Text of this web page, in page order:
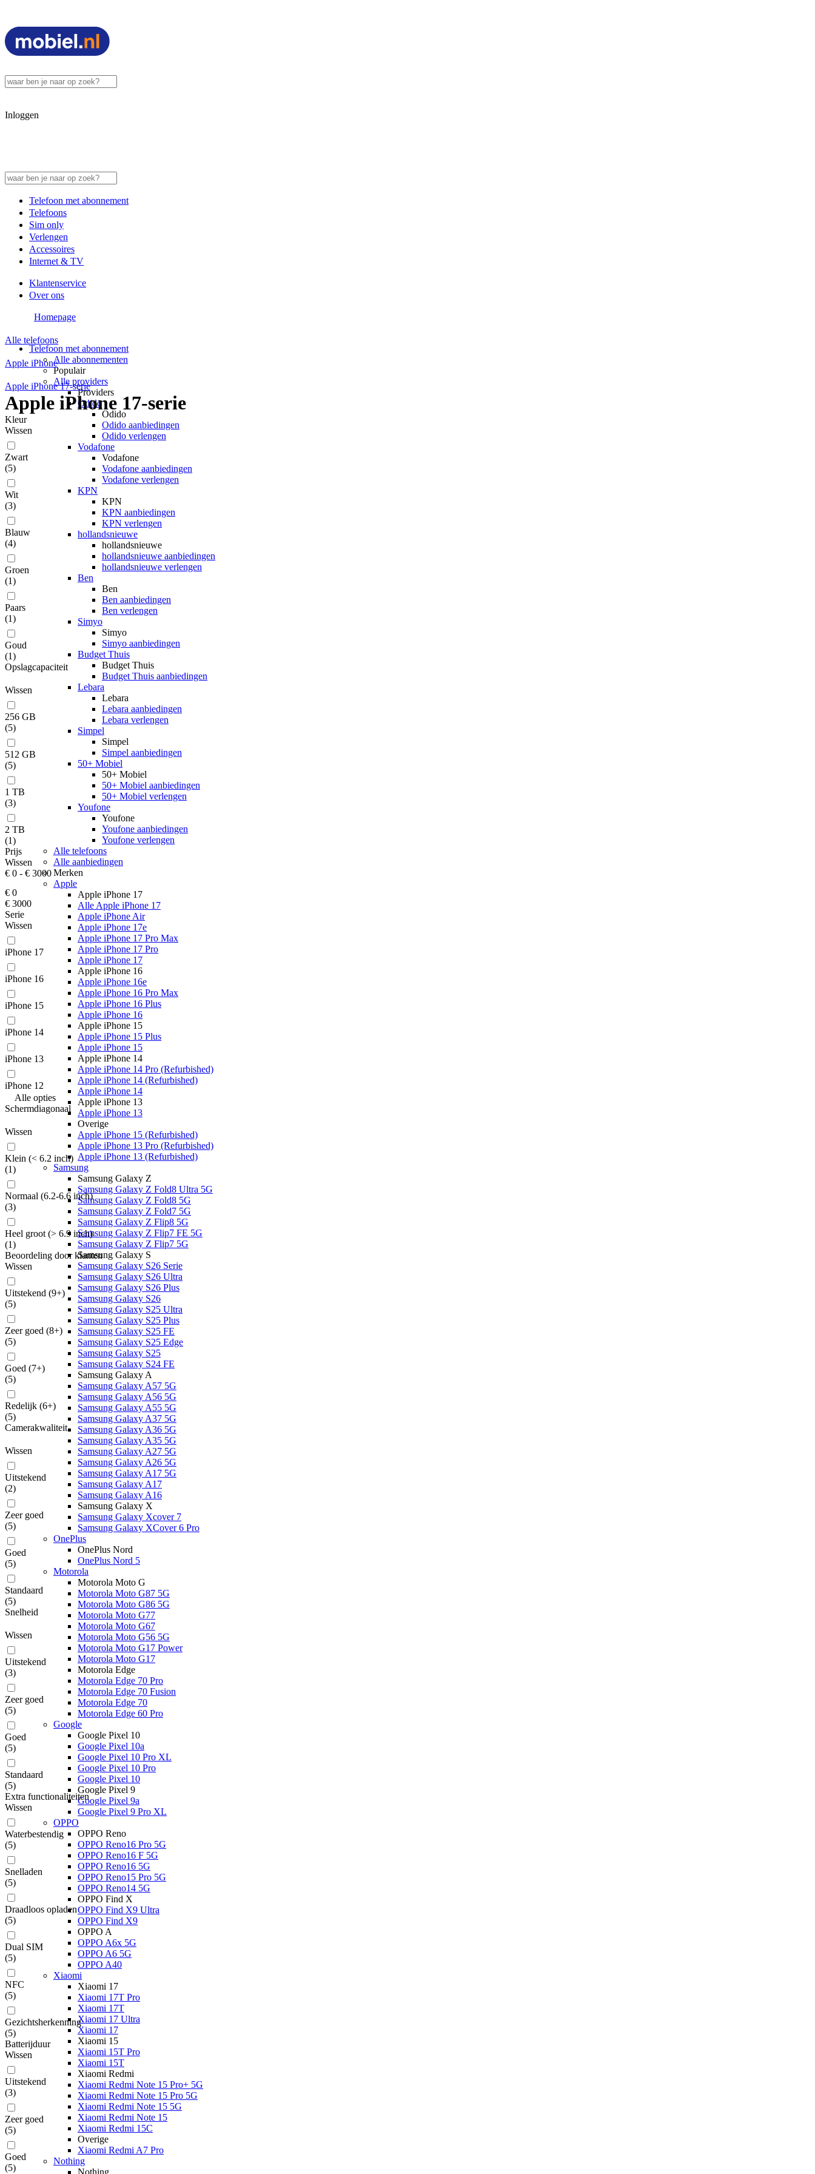
Inloggen
Telefoon met abonnement
Telefoons
Sim only
Verlengen
Accessoires
Internet & TV
Klantenservice
Over ons
Telefoon met abonnement
Alle abonnementen
Populair
Alle providers
Providers
Odido
Odido
Odido aanbiedingen
Odido verlengen
Vodafone
Vodafone
Vodafone aanbiedingen
Vodafone verlengen
KPN
KPN
KPN aanbiedingen
KPN verlengen
hollandsnieuwe
hollandsnieuwe
hollandsnieuwe aanbiedingen
hollandsnieuwe verlengen
Ben
Ben
Ben aanbiedingen
Ben verlengen
Simyo
Simyo
Simyo aanbiedingen
Budget Thuis
Budget Thuis
Budget Thuis aanbiedingen
Lebara
Lebara
Lebara aanbiedingen
Lebara verlengen
Simpel
Simpel
Simpel aanbiedingen
50+ Mobiel
50+ Mobiel
50+ Mobiel aanbiedingen
50+ Mobiel verlengen
Youfone
Youfone
Youfone aanbiedingen
Youfone verlengen
Alle telefoons
Alle aanbiedingen
Merken
Apple
Apple iPhone 17
Alle Apple iPhone 17
Apple iPhone Air
Apple iPhone 17e
Apple iPhone 17 Pro Max
Apple iPhone 17 Pro
Apple iPhone 17
Apple iPhone 16
Apple iPhone 16e
Apple iPhone 16 Pro Max
Apple iPhone 16 Plus
Apple iPhone 16
Apple iPhone 15
Apple iPhone 15 Plus
Apple iPhone 15
Apple iPhone 14
Apple iPhone 14 Pro (Refurbished)
Apple iPhone 14 (Refurbished)
Apple iPhone 14
Apple iPhone 13
Apple iPhone 13
Overige
Apple iPhone 15 (Refurbished)
Apple iPhone 13 Pro (Refurbished)
Apple iPhone 13 (Refurbished)
Samsung
Samsung Galaxy Z
Samsung Galaxy Z Fold8 Ultra 5G
Samsung Galaxy Z Fold8 5G
Samsung Galaxy Z Fold7 5G
Samsung Galaxy Z Flip8 5G
Samsung Galaxy Z Flip7 FE 5G
Samsung Galaxy Z Flip7 5G
Samsung Galaxy S
Samsung Galaxy S26 Serie
Samsung Galaxy S26 Ultra
Samsung Galaxy S26 Plus
Samsung Galaxy S26
Samsung Galaxy S25 Ultra
Samsung Galaxy S25 Plus
Samsung Galaxy S25 FE
Samsung Galaxy S25 Edge
Samsung Galaxy S25
Samsung Galaxy S24 FE
Samsung Galaxy A
Samsung Galaxy A57 5G
Samsung Galaxy A56 5G
Samsung Galaxy A55 5G
Samsung Galaxy A37 5G
Samsung Galaxy A36 5G
Samsung Galaxy A35 5G
Samsung Galaxy A27 5G
Samsung Galaxy A26 5G
Samsung Galaxy A17 5G
Samsung Galaxy A17
Samsung Galaxy A16
Samsung Galaxy X
Samsung Galaxy Xcover 7
Samsung Galaxy XCover 6 Pro
OnePlus
OnePlus Nord
OnePlus Nord 5
Motorola
Motorola Moto G
Motorola Moto G87 5G
Motorola Moto G86 5G
Motorola Moto G77
Motorola Moto G67
Motorola Moto G56 5G
Motorola Moto G17 Power
Motorola Moto G17
Motorola Edge
Motorola Edge 70 Pro
Motorola Edge 70 Fusion
Motorola Edge 70
Motorola Edge 60 Pro
Google
Google Pixel 10
Google Pixel 10a
Google Pixel 10 Pro XL
Google Pixel 10 Pro
Google Pixel 10
Google Pixel 9
Google Pixel 9a
Google Pixel 9 Pro XL
OPPO
OPPO Reno
OPPO Reno16 Pro 5G
OPPO Reno16 F 5G
OPPO Reno16 5G
OPPO Reno15 Pro 5G
OPPO Reno14 5G
OPPO Find X
OPPO Find X9 Ultra
OPPO Find X9
OPPO A
OPPO A6x 5G
OPPO A6 5G
OPPO A40
Xiaomi
Xiaomi 17
Xiaomi 17T Pro
Xiaomi 17T
Xiaomi 17 Ultra
Xiaomi 17
Xiaomi 15
Xiaomi 15T Pro
Xiaomi 15T
Xiaomi Redmi
Xiaomi Redmi Note 15 Pro+ 5G
Xiaomi Redmi Note 15 Pro 5G
Xiaomi Redmi Note 15 5G
Xiaomi Redmi Note 15
Xiaomi Redmi 15C
Overige
Xiaomi Redmi A7 Pro
Nothing
Nothing
Homepage
Alle telefoons
Apple iPhone
Apple iPhone 17-serie
Apple iPhone 17-serie
Kleur
Wissen
Zwart
(5)
Wit
(3)
Blauw
(4)
Groen
(1)
Paars
(1)
Goud
(1)
Opslagcapaciteit
Wissen
256 GB
(5)
512 GB
(5)
1 TB
(3)
2 TB
(1)
Prijs
Wissen
€ 0 - € 3000
€ 0
€ 3000
Serie
Wissen
iPhone 17
iPhone 16
iPhone 15
iPhone 14
iPhone 13
iPhone 12
Alle opties
Schermdiagonaal
Wissen
Klein (< 6.2 inch)
(1)
Normaal (6.2-6.6 inch)
(3)
Heel groot (> 6.9 inch)
(1)
Beoordeling door klanten
Wissen
Uitstekend (9+)
(5)
Zeer goed (8+)
(5)
Goed (7+)
(5)
Redelijk (6+)
(5)
Camerakwaliteit
Wissen
Uitstekend
(2)
Zeer goed
(5)
Goed
(5)
Standaard
(5)
Snelheid
Wissen
Uitstekend
(3)
Zeer goed
(5)
Goed
(5)
Standaard
(5)
Extra functionaliteiten
Wissen
Waterbestendig
(5)
Snelladen
(5)
Draadloos opladen
(5)
Dual SIM
(5)
NFC
(5)
Gezichtsherkenning
(5)
Batterijduur
Wissen
Uitstekend
(3)
Zeer goed
(5)
Goed
(5)